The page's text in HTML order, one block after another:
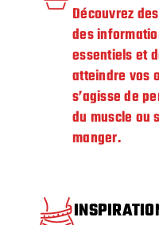
Découvrez
des
essentiels et
atteindre vos
s’agisse de
du muscle ou
manger.